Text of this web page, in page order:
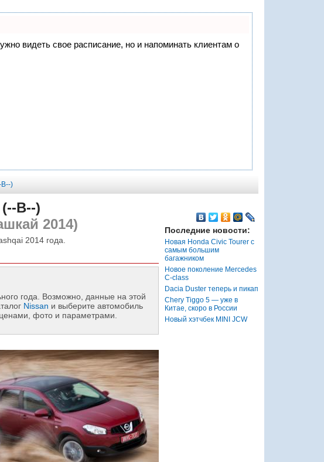
видеть свое расписание, но и напоминать клиентам о
)
B--)
2014)
2014 года.
года. Возможно, данные на этой
Nissan и выберите автомобиль
фото и параметрами.
Последние новости:
Новая Honda Civic Tourer с
самым большим
багажником
Новое поколение Mercedes
C-class
Dacia Duster теперь и пикап
Chery Tiggo 5 — уже в
Китае, скоро в России
Новый хэтчбек MINI JCW